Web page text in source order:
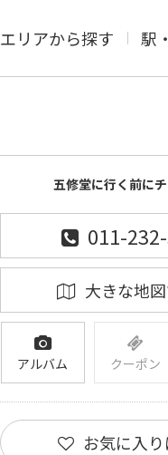
エリアから探す 駅
五修堂に行く前にチ
011-
大きな地
アルバム クーポン
お気に入